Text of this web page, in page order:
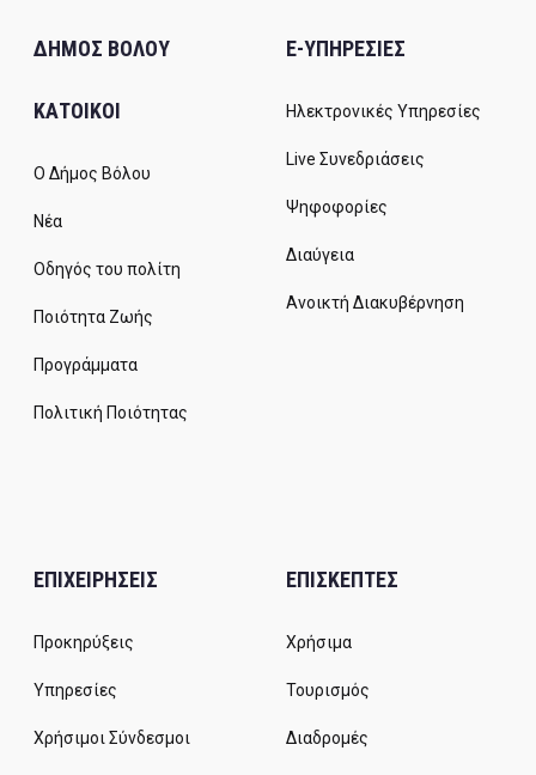
ΔΗΜΟΣ ΒΟΛΟΥ
ΚΑΤΟΙΚΟΙ
Ο Δήμος Βόλου
Νέα
Οδηγός του πολίτη
Ποιότητα Ζωής
Προγράμματα
Πολιτική Ποιότητας
E-ΥΠΗΡΕΣΙΕΣ
Ηλεκτρονικές Υπηρεσίες
Live Συνεδριάσεις
Ψηφοφορίες
Διαύγεια
Ανοικτή Διακυβέρνηση
ΕΠΙΧΕΙΡΗΣΕΙΣ
Προκηρύξεις
Υπηρεσίες
Χρήσιμοι Σύνδεσμοι
ΕΠΙΣΚΕΠΤΕΣ
Χρήσιμα
Τουρισμός
Διαδρομές